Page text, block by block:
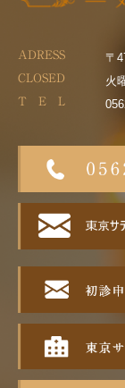
ADRESS 〒
CLOSED 火
T E L